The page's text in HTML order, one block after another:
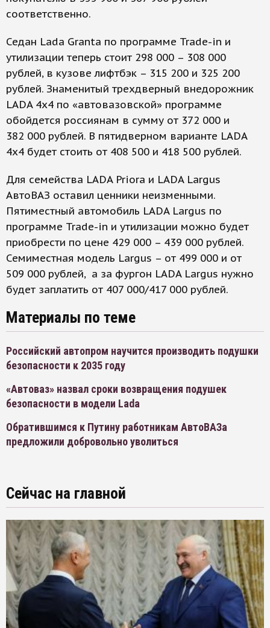
соответственно.
Седан Lada Granta по программе Trade-in и
утилизации теперь стоит 298 000 – 308 000
рублей, в кузове лифтбэк – 315 200 и 325 200
рублей. Знаменитый трехдверный внедорожник
LADA 4х4 по «автовазовской» программе
обойдется россиянам в сумму от 372 000 и
382 000 рублей. В пятидверном варианте LADA
4х4 будет стоить от 408 500 и 418 500 рублей.
Для семейства LADA Priora и LADA Largus
АвтоВАЗ оставил ценники неизменными.
Пятиместный автомобиль LADA Largus по
программе Trade-in и утилизации можно будет
приобрести по цене 429 000 – 439 000 рублей.
Семиместная модель Largus – от 499 000 и от
509 000 рублей, а за фургон LADA Largus нужно
будет заплатить от 407 000/417 000 рублей.
Материалы по теме
Российский автопром научится производить подушки
безопасности к 2035 году
«Автоваз» назвал сроки возвращения подушек
безопасности в модели Lada
Обратившимся к Путину работникам АвтоВАЗа
предложили добровольно уволиться
Сейчас на главной